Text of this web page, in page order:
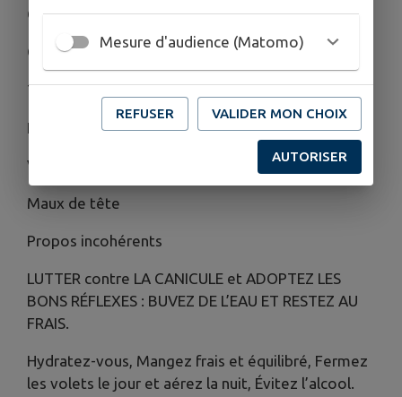
QUELS SONT LES EFFETS DE LA CHALEUR ?
Crampes
Température supérieure à 38°C
Fatigue inhabituelle
Vertiges, nausées
Maux de tête
Propos incohérents
LUTTER contre LA CANICULE et ADOPTEZ LES
BONS RÉFLEXES : BUVEZ DE L’EAU ET RESTEZ AU
FRAIS.
Hydratez-vous, Mangez frais et équilibré, Fermez
les volets le jour et aérez la nuit, Évitez l’alcool.
Mesure d'audience (Matomo)
REFUSER VALIDER MON CHOIX
AUTORISER